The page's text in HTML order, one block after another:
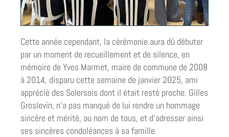
Cette année cependant, la cérémonie aura dû débuter
par un moment de recueillement et de silence, en
mémoire de Yves Marmet, maire de commune de 2008
à 2014, disparu cette semaine de janvier 2025, ami
apprécié des Solersois dont il était resté proche. Gilles
Groslevin, n’a pas manqué de lui rendre un hommage
sincère et mérité, au nom de tous, et d’adresser ainsi
ses sincères condoléances à sa famille.